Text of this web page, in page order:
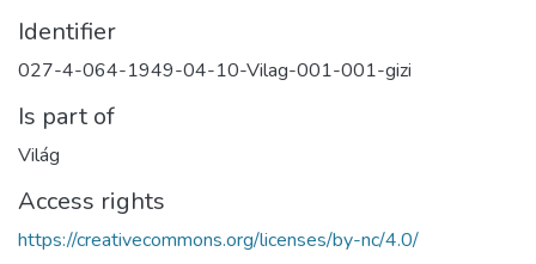
Identifier
027-4-064-1949-04-10-Vilag-001-001-gizi
Is part of
Világ
Access rights
https://creativecommons.org/licenses/by-nc/4.0/